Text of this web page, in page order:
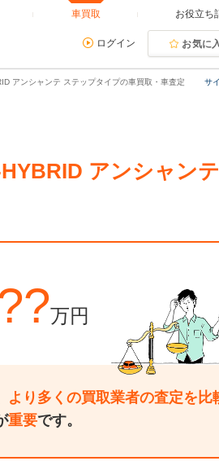
車買取 お役立ち
ログイン お気に
サ
アンシャンテ ステップタイプの車買取・車査定
アンシャン
万円
より多くの買取業者の査定を比
重要です。